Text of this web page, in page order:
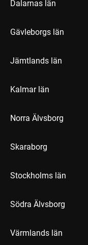
Dalarnas län
Gävleborgs län
Jämtlands län
Kalmar län
Norra Älvsborg
Skaraborg
Stockholms län
Södra Älvsborg
Värmlands län